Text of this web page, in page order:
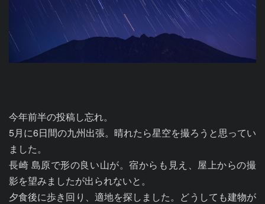
今年前半の投稿し忘れ。
5月に6日間の九州出張。晴れたら星空を撮ろうと思ってい
ました。
長崎 島原で形の良い山が。宿からも見え、屋上からの撮
影を望みましたが出られないと。
夕食後に歩き回り、適地を探しました。どうしても建物が